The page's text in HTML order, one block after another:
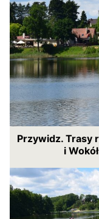
Przywidz. Trasy
i